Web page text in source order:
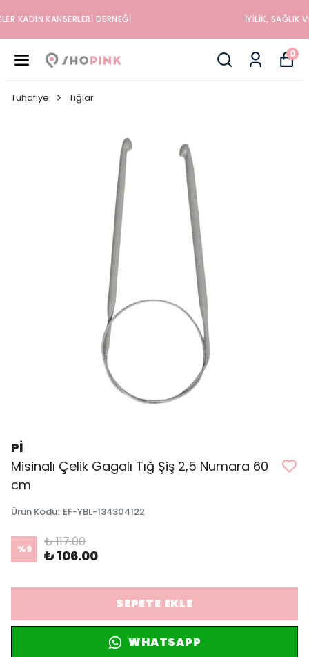
İYILIK, SAĞLIK VE MUTLULUK DÜKKANINA HOŞGELDINIZ
0
Tuhafiye Tığlar
Pİ
Misinalı Çelik Gagalı Tığ Şiş 2,5 Numara 60
cm
Ürün Kodu: EF-YBL-134304122
%9 ₺ 117.00
₺ 106.00
SEPETE EKLE
WHATSAPP